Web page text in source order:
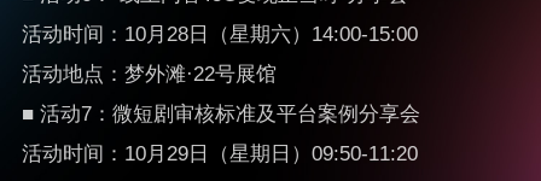
活动时间：10月28日（星期六）14:00-15:00
活动地点：梦外滩·22号展馆
■ 活动7：微短剧审核标准及平台案例分享会
活动时间：10月29日（星期日）09:50-11:20